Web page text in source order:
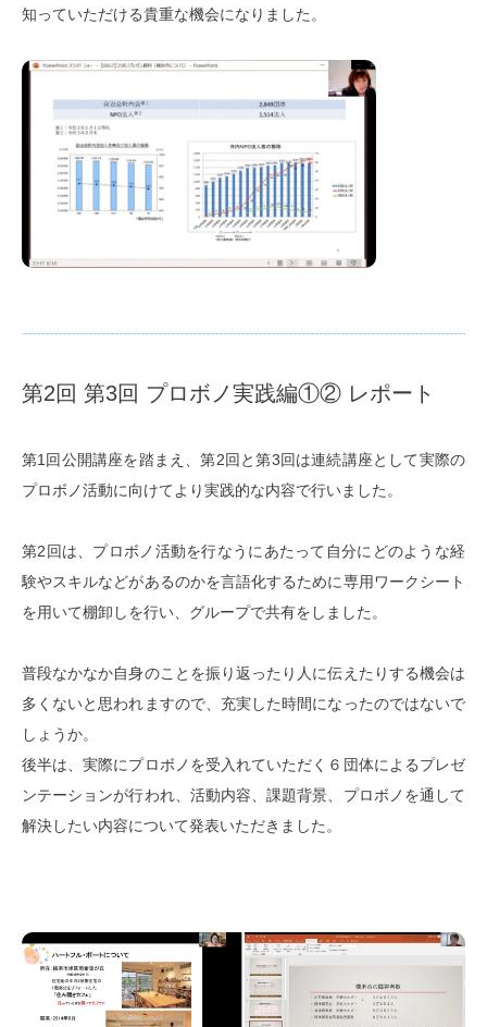
知っていただける貴重な機会になりました。
第2回 第3回 プロボノ実践編①② レポート
第1回公開講座を踏まえ、第2回と第3回は連続講座として実際の
プロボノ活動に向けてより実践的な内容で行いました。
第2回は、プロボノ活動を行なうにあたって自分にどのような経
験やスキルなどがあるのかを言語化するために専用ワークシート
を用いて棚卸しを行い、グループで共有をしました。
普段なかなか自身のことを振り返ったり人に伝えたりする機会は
多くないと思われますので、充実した時間になったのではないで
しょうか。
後半は、実際にプロボノを受入れていただく６団体によるプレゼ
ンテーションが行われ、活動内容、課題背景、プロボノを通して
解決したい内容について発表いただきました。